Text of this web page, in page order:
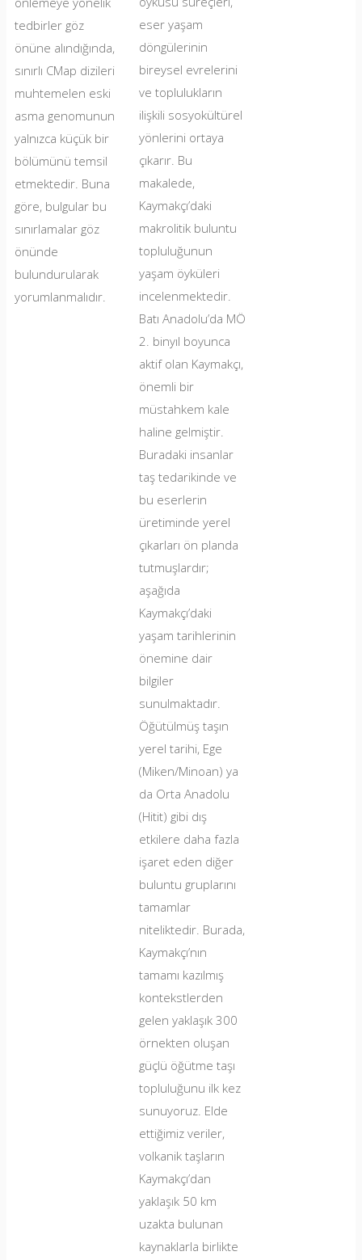
tedbirler göz
önüne alındığında,
sınırlı CMap dizileri
muhtemelen eski
asma genomunun
yalnızca küçük bir
bölümünü temsil
etmektedir. Buna
göre, bulgular bu
sınırlamalar göz
önünde
bulundurularak
yorumlanmalıdır.
eser yaşam
döngülerinin
bireysel evrelerini
ve toplulukların
ilişkili sosyokültürel
yönlerini ortaya
çıkarır. Bu
makalede,
Kaymakçı’daki
makrolitik buluntu
topluluğunun
yaşam öyküleri
incelenmektedir.
Batı Anadolu’da MÖ
2. binyıl boyunca
aktif olan Kaymakçı,
önemli bir
müstahkem kale
haline gelmiştir.
Buradaki insanlar
taş tedarikinde ve
bu eserlerin
üretiminde yerel
çıkarları ön planda
tutmuşlardır;
aşağıda
Kaymakçı’daki
yaşam tarihlerinin
önemine dair
bilgiler
sunulmaktadır.
Öğütülmüş taşın
yerel tarihi, Ege
(Miken/Minoan) ya
da Orta Anadolu
(Hitit) gibi dış
etkilere daha fazla
işaret eden diğer
buluntu gruplarını
tamamlar
niteliktedir. Burada,
Kaymakçı’nın
tamamı kazılmış
kontekstlerden
gelen yaklaşık 300
örnekten oluşan
güçlü öğütme taşı
topluluğunu ilk kez
sunuyoruz. Elde
ettiğimiz veriler,
volkanik taşların
Kaymakçı’dan
yaklaşık 50 km
uzakta bulunan
kaynaklarla birlikte